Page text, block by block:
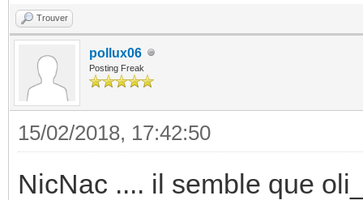
Trouver
pollux06
Posting Freak
15/02/2018, 17:42:50
NicNac .... il semble que